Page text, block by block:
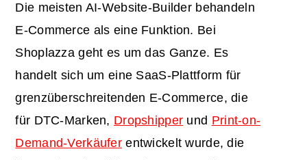
Die meisten AI-Website-Builder behandeln
E-Commerce als eine Funktion. Bei
Shoplazza geht es um das Ganze. Es
handelt sich um eine SaaS-Plattform für
grenzüberschreitenden E-Commerce, die
für DTC-Marken, Dropshipper und Print-on-
Demand-Verkäufer entwickelt wurde, die